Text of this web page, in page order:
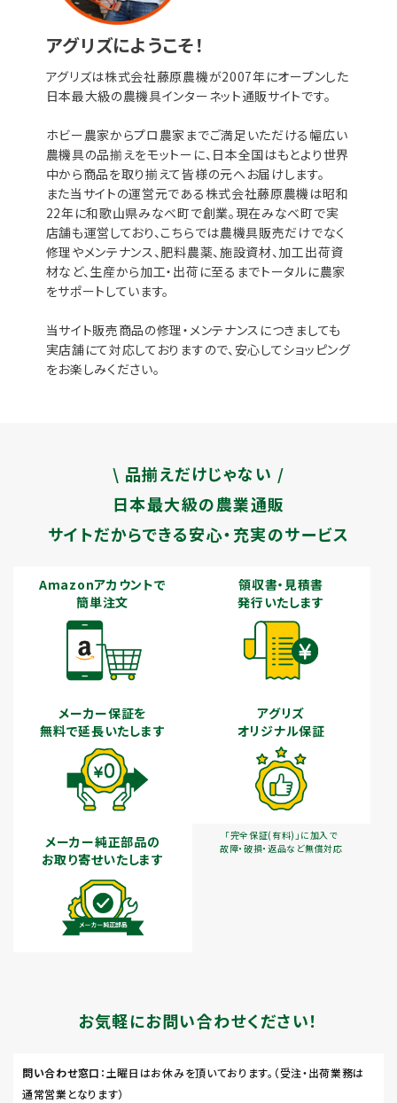
アグリズにようこそ！
アグリズは株式会社藤原農機が2007年にオープンした
日本最大級の農機具インターネット通販サイトです。
ホビー農家からプロ農家までご満足いただける幅広い
農機具の品揃えをモットーに、日本全国はもとより世界
中から商品を取り揃えて皆様の元へお届けします。
また当サイトの運営元である株式会社藤原農機は昭和
22年に和歌山県みなべ町で創業。現在みなべ町で実
店舗も運営しており、こちらでは農機具販売だけでなく
修理やメンテナンス、肥料農薬、施設資材、加工出荷資
材など、生産から加工・出荷に至るまでトータルに農家
をサポートしています。
当サイト販売商品の修理・メンテナンスにつきましても
実店舗にて対応しておりますので、安心してショッピング
をお楽しみください。
\ 品揃えだけじゃない /
日本最大級の農業通販
サイトだからできる安心・充実のサービス
Amazonアカウントで
簡単注文
領収書・見積書
発行いたします
メーカー保証を
無料で延長いたします
アグリズ
オリジナル保証
「完全保証(有料)」に加入で
故障・破損・返品など無償対応
メーカー純正部品の
お取り寄せいたします
お気軽にお問い合わせください！
問い合わせ窓口 ：土曜日はお休みを頂いております。（受注・出荷業務は
通常営業となります）